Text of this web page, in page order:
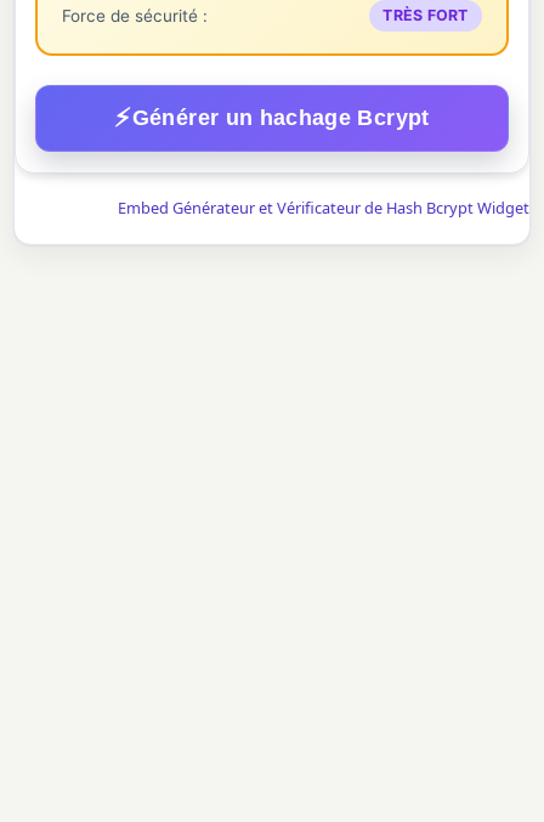
Force de sécurité : TRÈS FORT
⚡Générer un hachage Bcrypt
Embed Générateur et Vérificateur de Hash Bcrypt Widget